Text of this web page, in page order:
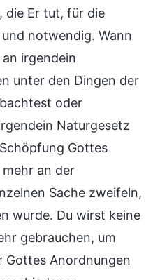
die Er tut, für die
notwendig. Wann
irgendein
unter den Dingen der
oder
Naturgesetz
Gottes
an der
Sache zweifeln,
wurde. Du wirst keine
gebrauchen, um
Gottes Anordnungen